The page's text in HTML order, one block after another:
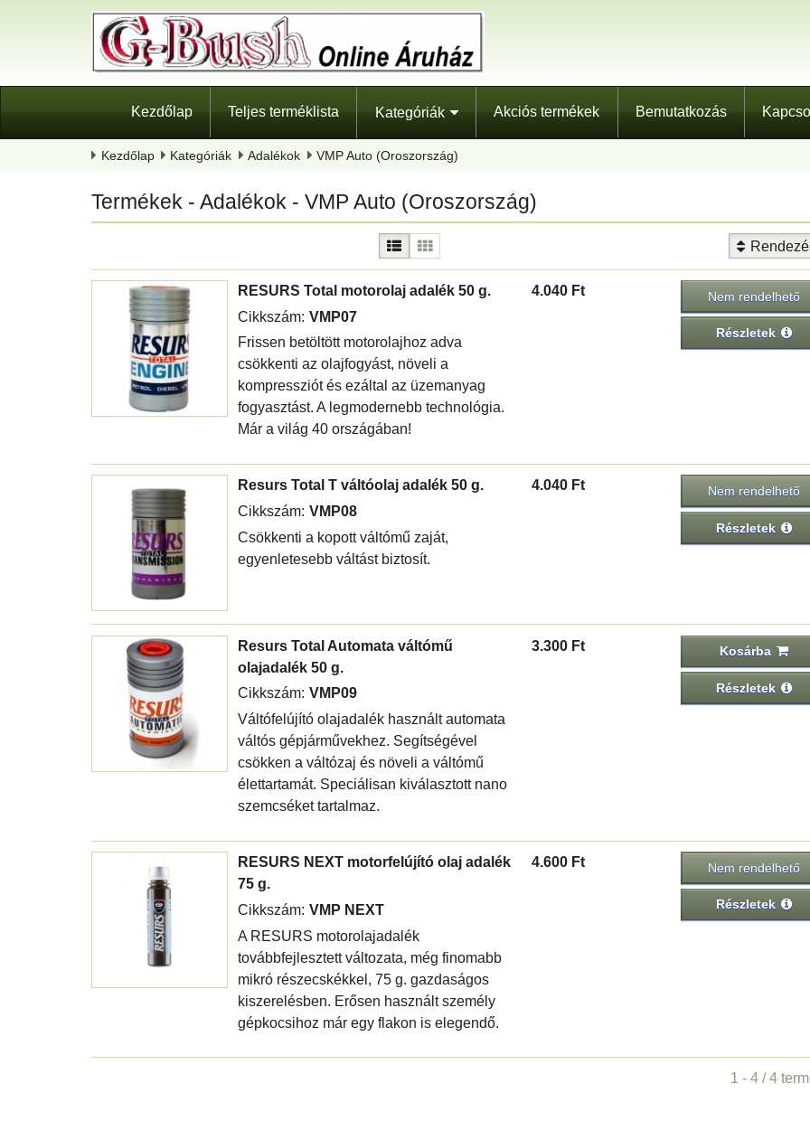
Kezdőlap Teljes terméklista Kategóriák Akciós termékek Bemutatkozás
Kezdőlap Kategóriák Adalékok VMP Auto (Oroszország)
Termékek - Adalékok - VMP Auto (Oroszország)
RESURS Total motorolaj adalék 50 g.
Cikkszám: VMP07
Frissen betöltött motorolajhoz adva
csökkenti az olajfogyást, növeli a
kompressziót és ezáltal az üzemanyag
fogyasztást. A legmodernebb technológia.
Már a világ 40 országában!
4.040 Ft Nem rendelhető
Részletek
Resurs Total T váltóolaj adalék 50 g.
Cikkszám: VMP08
Csökkenti a kopott váltómű zaját,
egyenletesebb váltást biztosít.
4.040 Ft Nem rendelhető
Részletek
Resurs Total Automata váltómű
olajadalék 50 g.
Cikkszám: VMP09
Váltófelújító olajadalék használt automata
váltós gépjárművekhez. Segítségével
csökken a váltózaj és növeli a váltómű
élettartamát. Speciálisan kiválasztott nano
szemcséket tartalmaz.
3.300 Ft Kosárba
Részletek
RESURS NEXT motorfelújító olaj adalék
75 g.
Cikkszám: VMP NEXT
A RESURS motorolajadalék
továbbfejlesztett változata, még finomabb
mikró részecskékkel, 75 g. gazdaságos
kiszerelésben. Erősen használt személy
gépkocsihoz már egy flakon is elegendő.
4.600 Ft Nem rendelhető
Részletek
1 - 4 / 4